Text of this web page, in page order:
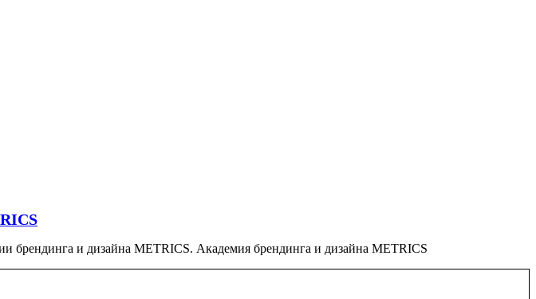
брендинга и дизайна METRICS. Академия брендинга и дизайна METRICS